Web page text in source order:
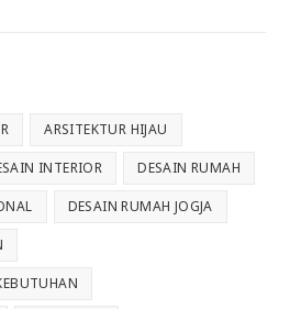
ARSITEKTUR HIJAU
INTERIOR DESAIN RUMAH
DESAIN RUMAH JOGJA